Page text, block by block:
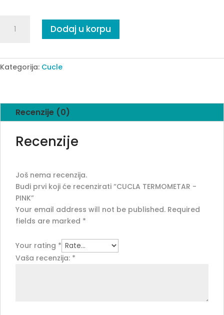
TERMOMETAR
quantity
Dodaj u korpu
Kategorija: Cucle
Recenzije (0)
Recenzije
Još nema recenzija.
Budi prvi koji će recenzirati “CUCLA TERMOMETAR -
PINK”
Your email address will not be published. Required
fields are marked *
Your rating *
Vaša recenzija: *